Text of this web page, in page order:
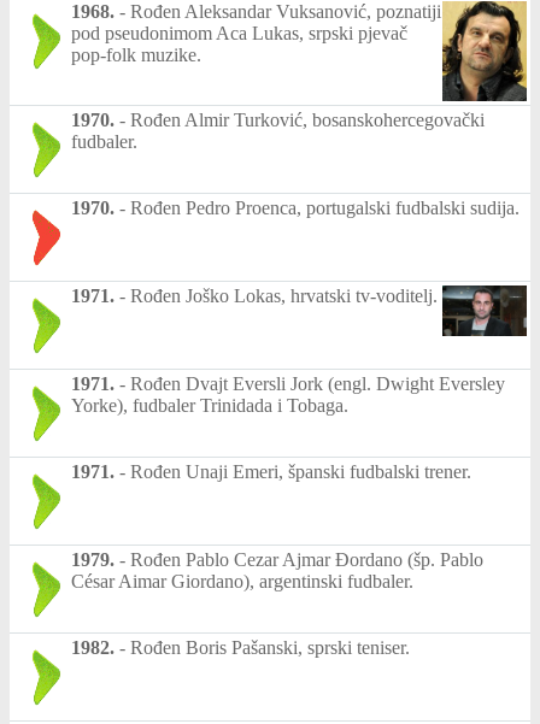
1968. - Rođen Aleksandar Vuksanović, poznatiji
pod pseudonimom Aca Lukas, srpski pjevač
pop-folk muzike.
1970. - Rođen Almir Turković, bosanskohercegovački
fudbaler.
1970. - Rođen Pedro Proenca, portugalski fudbalski sudija.
1971. - Rođen Joško Lokas, hrvatski tv-voditelj.
1971. - Rođen Dvajt Eversli Jork (engl. Dwight Eversley
Yorke), fudbaler Trinidada i Tobaga.
1971. - Rođen Unaji Emeri, španski fudbalski trener.
1979. - Rođen Pablo Cezar Ajmar Đordano (šp. Pablo
César Aimar Giordano), argentinski fudbaler.
1982. - Rođen Boris Pašanski, sprski teniser.